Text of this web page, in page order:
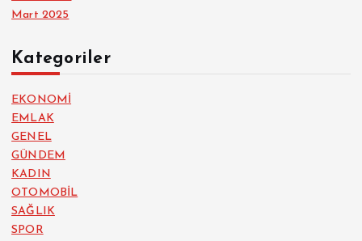
Mart 2025
Kategoriler
EKONOMİ
EMLAK
GENEL
GÜNDEM
KADIN
OTOMOBİL
SAĞLIK
SPOR